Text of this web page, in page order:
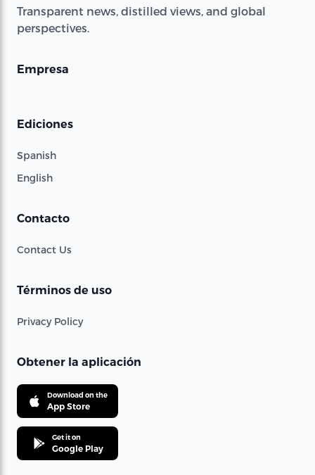
Transparent news, distilled views, and global
perspectives.
Empresa
Ediciones
Spanish
English
Contacto
Contact Us
Términos de uso
Privacy Policy
Obtener la aplicación
Download on the
App Store
Get it on
Google Play